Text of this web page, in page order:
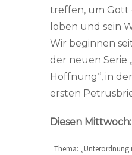
treffen, um Gott
loben und sein
Wir beginnen
der neuen Serie
Hoffnung“, in
ersten
Diesen Mittwoch:
Thema: „Unterordnung